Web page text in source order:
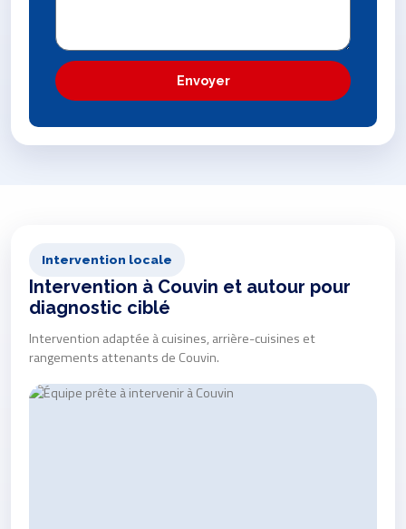
Envoyer
Intervention locale
Intervention à Couvin et autour pour
diagnostic ciblé
Intervention adaptée à cuisines, arrière-cuisines et
rangements attenants de Couvin.